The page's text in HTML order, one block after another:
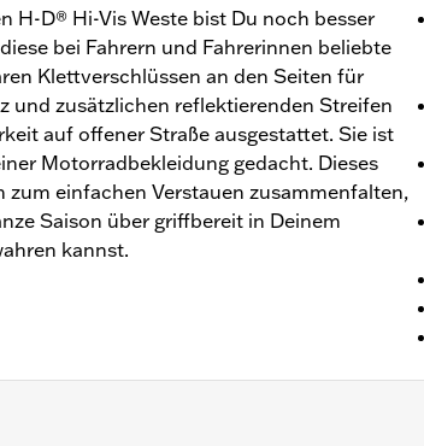
H-D® Hi-Vis Weste bist Du noch besser
bei Fahrern und Fahrerinnen beliebte
Klettverschlüssen an den Seiten für
und zusätzlichen reflektierenden Streifen
auf offener Straße ausgestattet. Sie ist
Motorradbekleidung gedacht. Dieses
zum einfachen Verstauen zusammenfalten,
Saison über griffbereit in Deinem
kannst.